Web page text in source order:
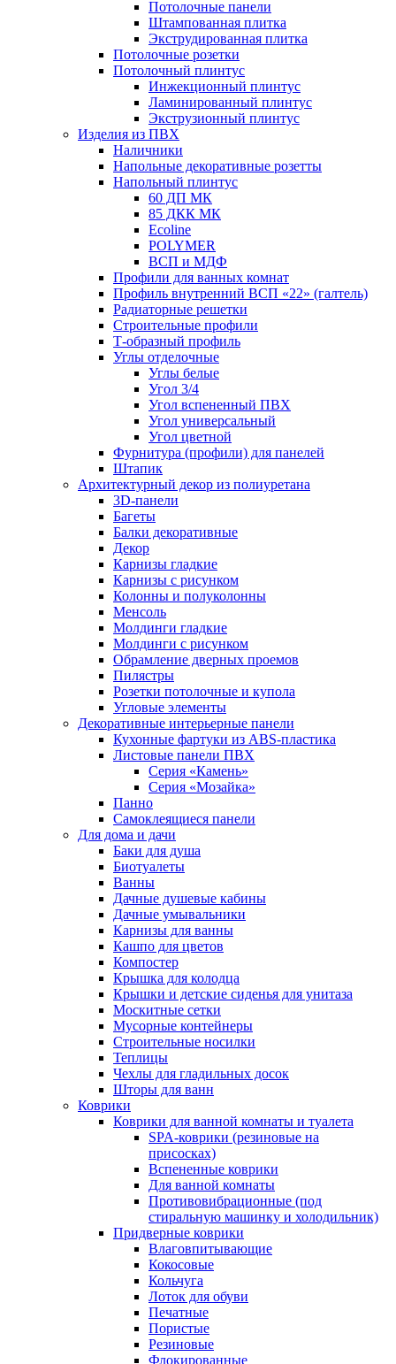
Потолочные панели
Штампованная плитка
Экструдированная плитка
Потолочные розетки
Потолочный плинтус
Инжекционный плинтус
Ламинированный плинтус
Экструзионный плинтус
Изделия из ПВХ
Наличники
Напольные декоративные розетты
Напольный плинтус
60 ДП МК
85 ДКК МК
Ecoline
POLYMER
ВСП и МДФ
Профили для ванных комнат
Профиль внутренний ВСП «22» (галтель)
Радиаторные решетки
Строительные профили
Т-образный профиль
Углы отделочные
Углы белые
Угол 3/4
Угол вспененный ПВХ
Угол универсальный
Угол цветной
Фурнитура (профили) для панелей
Штапик
Архитектурный декор из полиуретана
3D-панели
Багеты
Балки декоративные
Декор
Карнизы гладкие
Карнизы с рисунком
Колонны и полуколонны
Менсоль
Молдинги гладкие
Молдинги с рисунком
Обрамление дверных проемов
Пилястры
Розетки потолочные и купола
Угловые элементы
Декоративные интерьерные панели
Кухонные фартуки из ABS-пластика
Листовые панели ПВХ
Серия «Камень»
Серия «Мозайка»
Панно
Самоклеящиеся панели
Для дома и дачи
Баки для душа
Биотуалеты
Ванны
Дачные душевые кабины
Дачные умывальники
Карнизы для ванны
Кашпо для цветов
Компостер
Крышка для колодца
Крышки и детские сиденья для унитаза
Москитные сетки
Мусорные контейнеры
Строительные носилки
Теплицы
Чехлы для гладильных досок
Шторы для ванн
Коврики
Коврики для ванной комнаты и туалета
SPA-коврики (резиновые на
присосках)
Вспененные коврики
Для ванной комнаты
Противовибрационные (под
стиральную машинку и холодильник)
Придверные коврики
Влаговпитывающие
Кокосовые
Кольчуга
Лоток для обуви
Печатные
Пористые
Резиновые
Флокированные